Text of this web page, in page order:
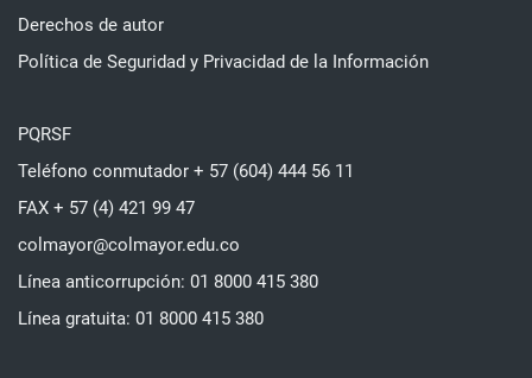
Derechos de autor
Política de Seguridad y Privacidad de la Información
PQRSF
Teléfono conmutador + 57 (604) 444 56 11
FAX + 57 (4) 421 99 47
colmayor@colmayor.edu.co
Línea anticorrupción: 01 8000 415 380
Línea gratuita: 01 8000 415 380